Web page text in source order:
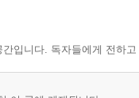
입니다. 독자들에게 전하